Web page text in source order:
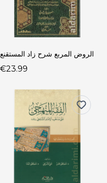
الروض المربع شرح زاد المستقنع
€23.99